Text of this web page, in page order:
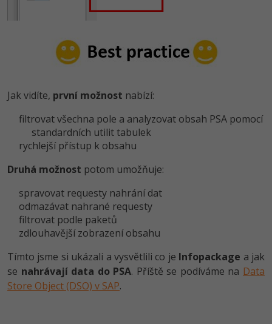
Jak vidíte, první možnost nabízí:
filtrovat všechna pole a analyzovat obsah PSA pomocí
standardních utilit tabulek
rychlejší přístup k obsahu
Druhá možnost potom umožňuje:
spravovat requesty nahrání dat
odmazávat nahrané requesty
filtrovat podle paketů
zdlouhavější zobrazení obsahu
Tímto jsme si ukázali a vysvětlili co je Infopackage a jak
se nahrávají data do PSA. Příště se podíváme na Data
Store Object (DSO) v SAP.